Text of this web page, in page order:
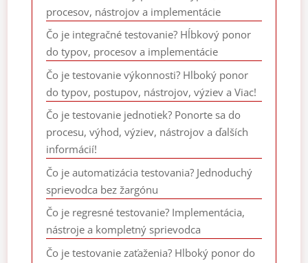
procesov, nástrojov a implementácie
Čo je integračné testovanie? Hĺbkový ponor
do typov, procesov a implementácie
Čo je testovanie výkonnosti? Hlboký ponor
do typov, postupov, nástrojov, výziev a Viac!
Čo je testovanie jednotiek? Ponorte sa do
procesu, výhod, výziev, nástrojov a ďalších
informácií!
Čo je automatizácia testovania? Jednoduchý
sprievodca bez žargónu
Čo je regresné testovanie? Implementácia,
nástroje a kompletný sprievodca
Čo je testovanie zaťaženia? Hlboký ponor do